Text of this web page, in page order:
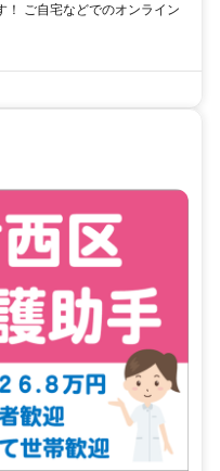
！ ご自宅などでのオンライン